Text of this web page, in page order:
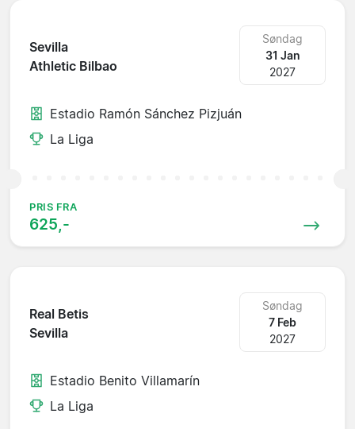
Sevilla
Athletic Bilbao
Søndag
31 Jan
2027
Estadio Ramón Sánchez Pizjuán
La Liga
PRIS FRA
625,-
Real Betis
Sevilla
Søndag
7 Feb
2027
Estadio Benito Villamarín
La Liga